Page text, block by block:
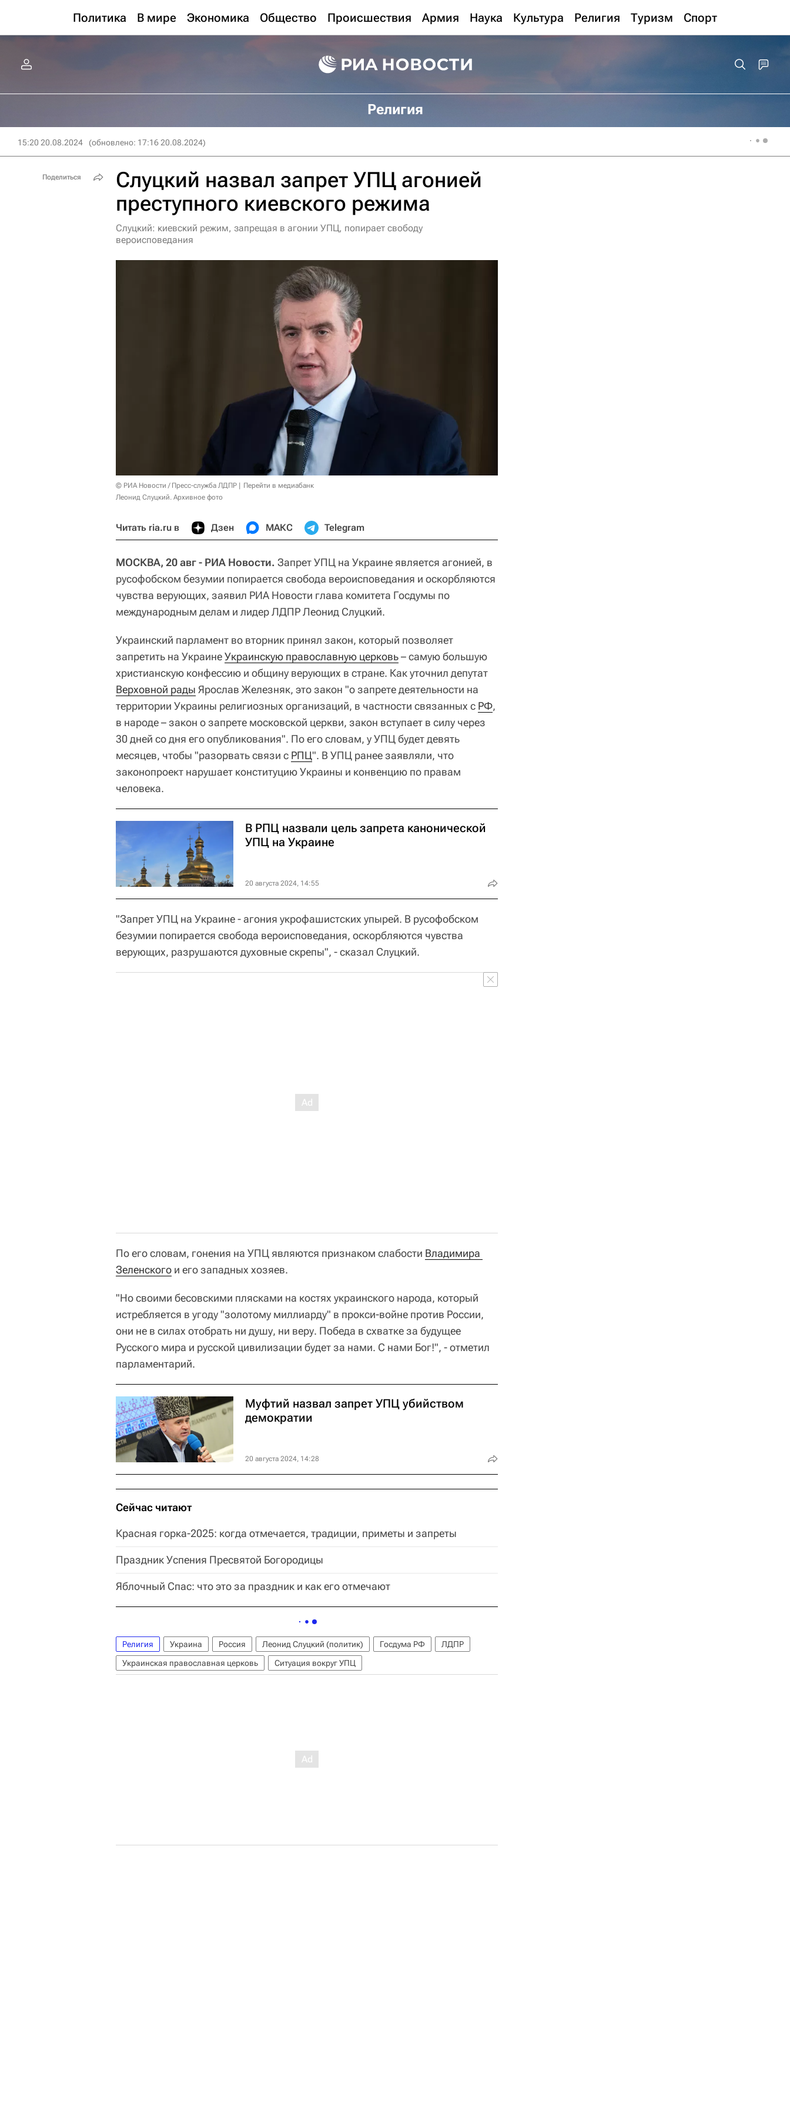
Политика В мире Экономика Общество Происшествия Армия Наука Культура Религия Туризм Спорт
Религия
15:20 20.08.2024 (обновлено: 17:16 20.08.2024)
Слуцкий назвал запрет УПЦ агонией
преступного киевского режима
Слуцкий: киевский режим, запрещая в агонии УПЦ, попирает свободу
вероисповедания
© РИА Новости / Пресс-служба ЛДПР
Перейти в медиабанк
Леонид Слуцкий. Архивное фото
Читать ria.ru в Дзен МАКС Telegram
МОСКВА, 20 авг - РИА Новости. Запрет УПЦ на Украине является агонией, в
русофобском безумии попирается свобода вероисповедания и оскорбляются
чувства верующих, заявил РИА Новости глава комитета Госдумы по
международным делам и лидер ЛДПР Леонид Слуцкий.
Украинский парламент во вторник принял закон, который позволяет
запретить на УкраинеУкраинскую православную церковь– самую большую
христианскую конфессию и общину верующих в стране. Как уточнил депутат
Верховной рады Ярослав Железняк, это закон "о запрете деятельности на
территории Украины религиозных организаций, в частности связанных с РФ,
в народе – закон о запрете московской церкви, закон вступает в силу через
30 дней со дня его опубликования". По его словам, у УПЦ будет девять
месяцев, чтобы "разорвать связи с РПЦ". В УПЦ ранее заявляли, что
законопроект нарушает конституцию Украины и конвенцию по правам
человека.
В РПЦ назвали цель запрета канонической
УПЦ на Украине
20 августа 2024, 14:55
"Запрет УПЦ на Украине - агония укрофашистских упырей. В русофобском
безумии попирается свобода вероисповедания, оскорбляются чувства
верующих, разрушаются духовные скрепы", - сказал Слуцкий.
По его словам, гонения на УПЦ являются признаком слабости Владимира
Зеленского и его западных хозяев.
"Но своими бесовскими плясками на костях украинского народа, который
истребляется в угоду "золотому миллиарду" в прокси-войне против России,
они не в силах отобрать ни душу, ни веру. Победа в схватке за будущее
Русского мира и русской цивилизации будет за нами. С нами Бог!", - отметил
парламентарий.
Муфтий назвал запрет УПЦ убийством
демократии
20 августа 2024, 14:28
Сейчас читают
Красная горка-2025: когда отмечается, традиции, приметы и запреты
Праздник Успения Пресвятой Богородицы
Яблочный Спас: что это за праздник и как его отмечают
Религия Украина Россия Леонид Слуцкий (политик) Госдума РФ
ЛДПР
Украинская православная церковь
Ситуация вокруг УПЦ
Поделиться